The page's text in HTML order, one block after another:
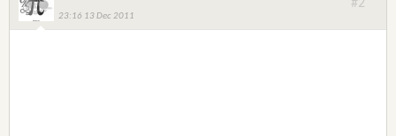
23:16 13 Dec 2011
#2